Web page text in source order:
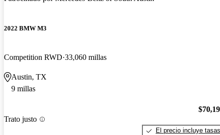
2022 BMW M3
Competition RWD 33,060 millas
Austin, TX
9 millas
Trato justo
El precio incluye tasas